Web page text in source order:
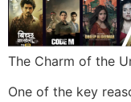
The Charm of the
One of the key